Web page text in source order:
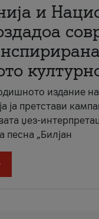
и
издание
ја претстави
џез-
песна „Билјан